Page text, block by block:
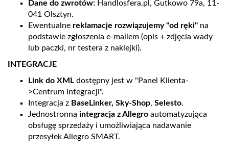
Dane do zwrotów: Handlosfera.pl, Gutkowo 79a, 11-
041 Olsztyn.
Ewentualne reklamacje rozwiązujemy "od ręki" na
podstawie zgłoszenia e-mailem (opis + zdjęcia wady
lub paczki, nr testera z naklejki).
INTEGRACJE
Link do XML dostępny jest w "Panel Klienta-
>Centrum integracji".
Integracja z BaseLinker, Sky-Shop, Selesto.
Jednostronna integracja z Allegro automatyzująca
obsługę sprzedaży i umożliwiająca nadawanie
przesyłek Allegro SMART.